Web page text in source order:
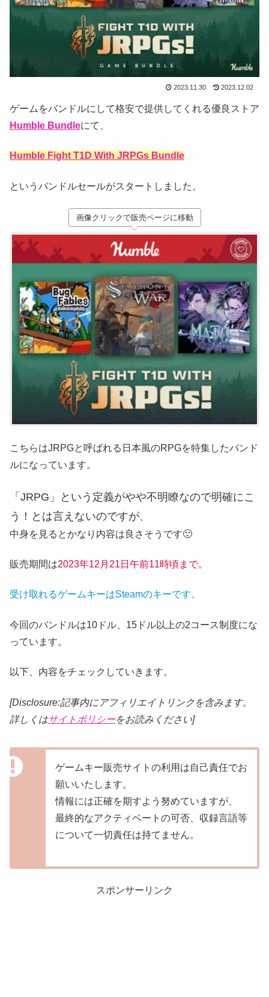
2023.11.30 2023.12.02
ゲームをバンドルにして格安で提供してくれる優良ストア
Humble Bundleにて、
Humble Fight T1D With JRPGs Bundle
というバンドルセールがスタートしました。
画像クリックで販売ページに移動
こちらはJRPGと呼ばれる日本風のRPGを特集したバンド
ルになっています。
「JRPG」という定義がやや不明瞭なので明確にこ
う！とは言えないのですが
中身を見るとかなり内容は良さそうです🙂
販売期間は2023年12月21 日午前11時頃まで。
受け取れるゲームキーはSteamのキーです。
今回のバンドルは10ドル、15ドル以上の2コース制度にな
っています。
以下、内容をチェックしていきます。
[Disclosure:記事内にアフィリエイトリンクを含みます。
詳しくはサイトポリシーをお読みください]
ゲームキー販売サイトの利用は自己責任でお
願いいたします。
情報には正確を期すよう努めていますが、
最終的なアクティベートの可否、収録言語等
について一切責任は持てません。
スポンサーリンク